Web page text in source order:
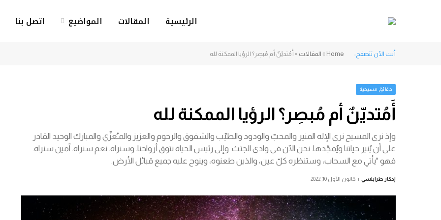
الرئيسية المقالات المواضيع اتصل بنا
أنت الآن تتصفح: Home
» المقالات » أَمُتديّنٌ أم مُبصِر؟ الرؤيا الممكنة لله
حقائق مسيحية
أَمُتديّنٌ أم مُبصِر؟ الرؤيا الممكنة لله
وإذ نرى المسيح نرى الإله المنير والمحبّ والودود والطيّب والشفوق والرحوم والعزيز والمـُعزّي والمبارك الوحيد القادر
على أن يُنير حياتنا ويُمجّدها. نحن الآن في وادي الجثث. وإلى رئيس الحياة تتوق أرواحنا. وسنراه. نعم سنراه. آمين سنراه.
فهو "يأتي مع السحاب، وستنظره كلّ عين، والذين طعنوه، وينوح عليه جميع قبائل الأرض.
إدكار طرابلسي كانون الأول 10, 2022